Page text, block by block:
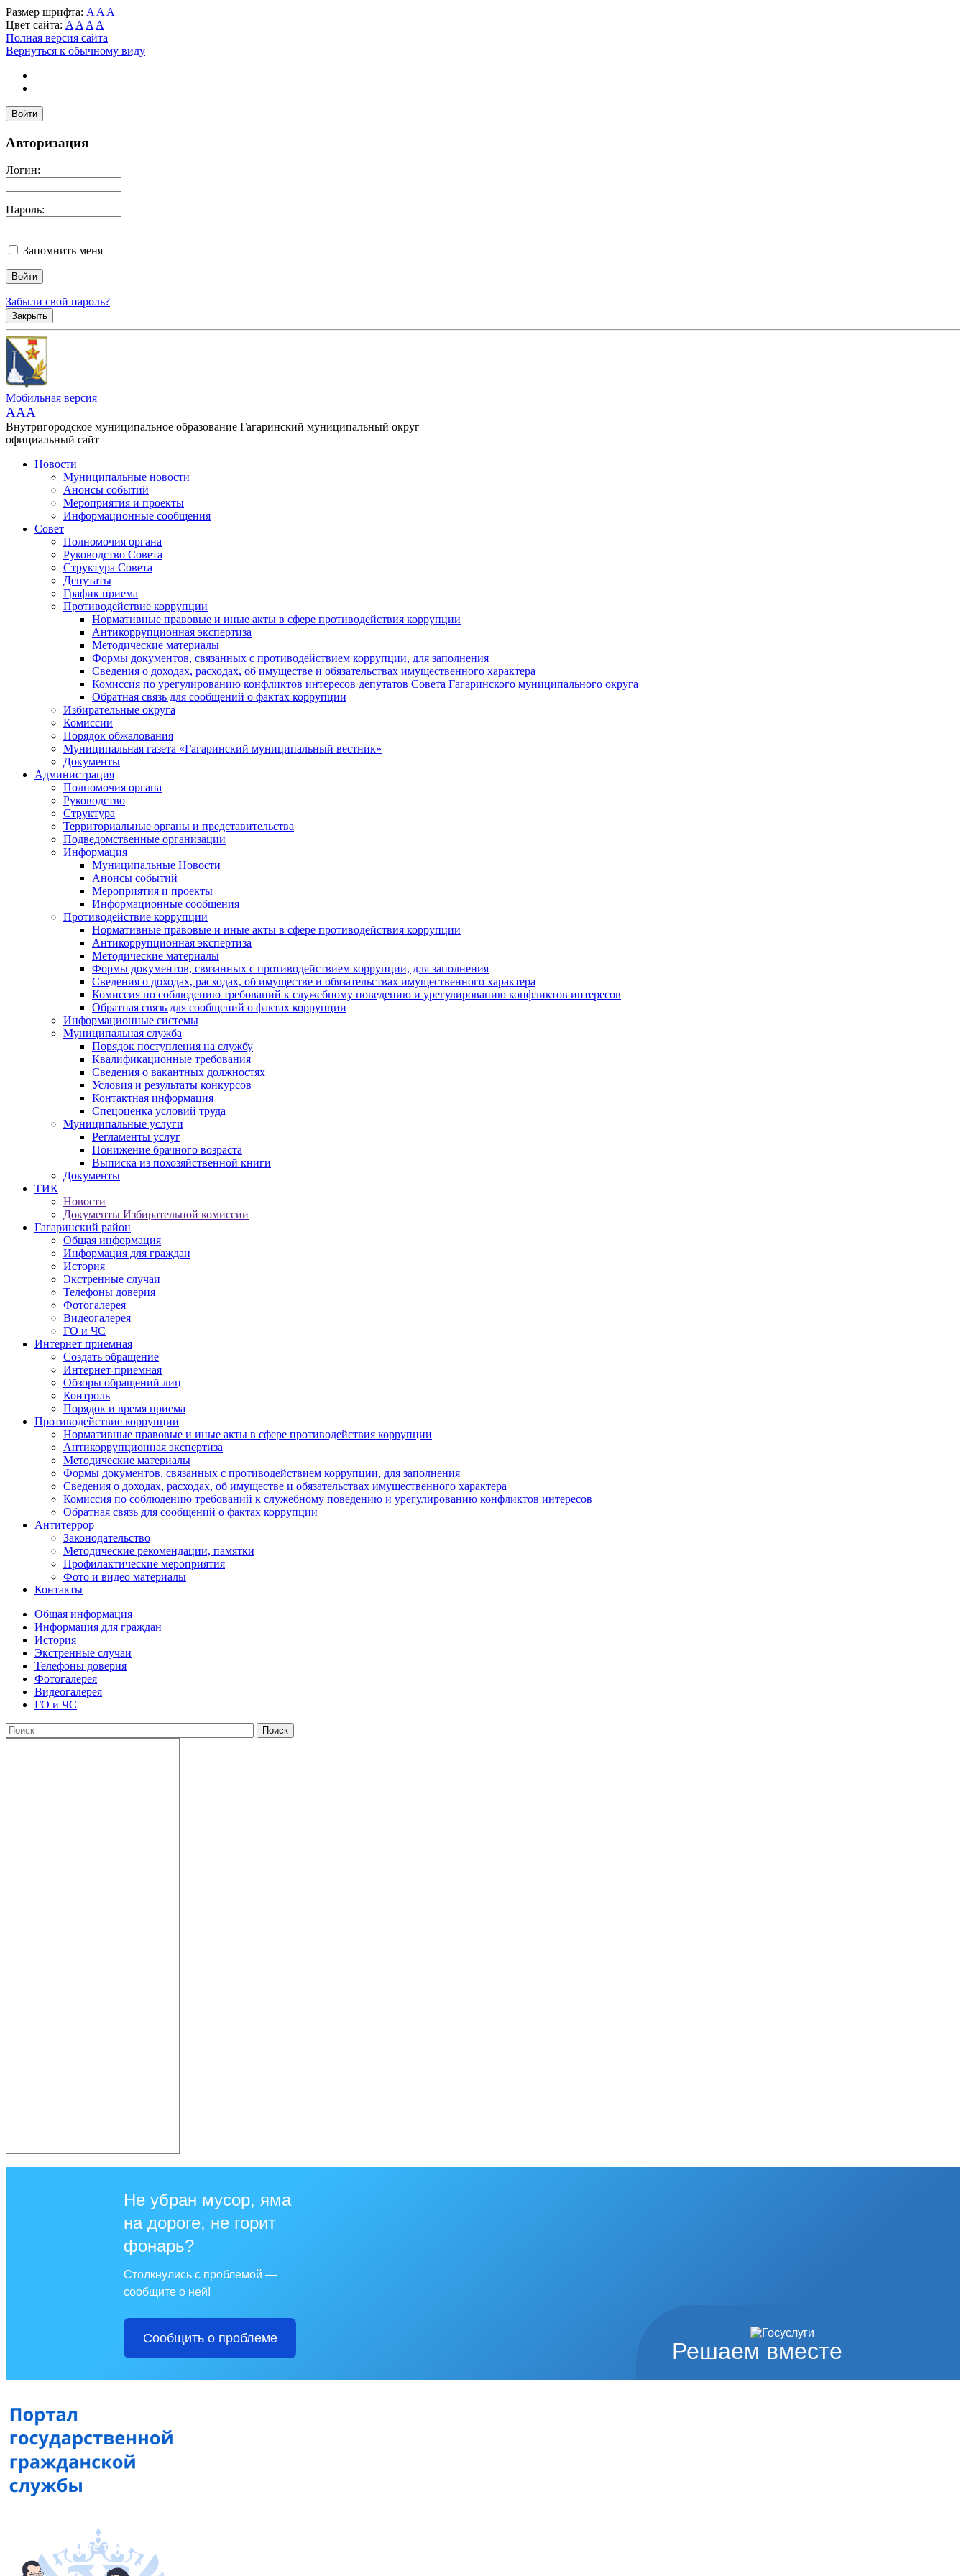
Размер шрифта: A A A
Цвет сайта: A A A A
Полная версия сайта
Вернуться к обычному виду
Войти
Авторизация
Логин:
Пароль:
Запомнить меня
Забыли свой пароль?
Закрыть
Мобильная версия
AAA
Внутригородское муниципальное образование Гагаринский муниципальный округ
официальный сайт
Новости
Муниципальные новости
Анонсы событий
Мероприятия и проекты
Информационные сообщения
Совет
Полномочия органа
Руководство Совета
Структура Совета
Депутаты
График приема
Противодействие коррупции
Нормативные правовые и иные акты в сфере противодействия коррупции
Антикоррупционная экспертиза
Методические материалы
Формы документов, связанных с противодействием коррупции, для заполнения
Сведения о доходах, расходах, об имуществе и обязательствах имущественного характера
Комиссия по урегулированию конфликтов интересов депутатов Совета Гагаринского муниципального округа
Обратная связь для сообщений о фактах коррупции
Избирательные округа
Комиссии
Порядок обжалования
Муниципальная газета «Гагаринский муниципальный вестник»
Документы
Администрация
Полномочия органа
Руководство
Структура
Территориальные органы и представительства
Подведомственные организации
Информация
Муниципальные Новости
Анонсы событий
Мероприятия и проекты
Информационные сообщения
Противодействие коррупции
Нормативные правовые и иные акты в сфере противодействия коррупции
Антикоррупционная экспертиза
Методические материалы
Формы документов, связанных с противодействием коррупции, для заполнения
Сведения о доходах, расходах, об имуществе и обязательствах имущественного характера
Комиссия по соблюдению требований к служебному поведению и урегулированию конфликтов интересов
Обратная связь для сообщений о фактах коррупции
Информационные системы
Муниципальная служба
Порядок поступления на службу
Квалификационные требования
Сведения о вакантных должностях
Условия и результаты конкурсов
Контактная информация
Спецоценка условий труда
Муниципальные услуги
Регламенты услуг
Понижение брачного возраста
Выписка из похозяйственной книги
Документы
ТИК
Новости
Документы Избирательной комиссии
Гагаринский район
Общая информация
Информация для граждан
История
Экстренные случаи
Телефоны доверия
Фотогалерея
Видеогалерея
ГО и ЧС
Интернет приемная
Создать обращение
Интернет-приемная
Обзоры обращений лиц
Контроль
Порядок и время приема
Противодействие коррупции
Нормативные правовые и иные акты в сфере противодействия коррупции
Антикоррупционная экспертиза
Методические материалы
Формы документов, связанных с противодействием коррупции, для заполнения
Сведения о доходах, расходах, об имуществе и обязательствах имущественного характера
Комиссия по соблюдению требований к служебному поведению и урегулированию конфликтов интересов
Обратная связь для сообщений о фактах коррупции
Антитеррор
Законодательство
Методические рекомендации, памятки
Профилактические мероприятия
Фото и видео материалы
Контакты
Общая информация
Информация для граждан
История
Экстренные случаи
Телефоны доверия
Фотогалерея
Видеогалерея
ГО и ЧС
Решаем вместе
Не убран мусор, яма
на дороге, не горит
фонарь?
Столкнулись с проблемой —
сообщите о ней!
Сообщить о проблеме